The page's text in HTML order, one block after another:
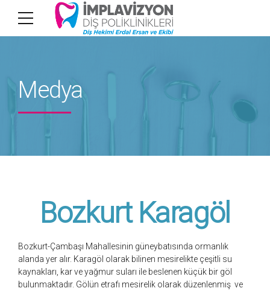
Medya
Bozkurt Karagöl
Bozkurt-Çambaşı Mahallesinin güneybatısında ormanlık
alanda yer alır. Karagöl olarak bilinen mesirelikte çeşitli su
kaynakları, kar ve yağmur suları ile beslenen küçük bir göl
bulunmaktadır. Gölün etrafı mesirelik olarak düzenlenmiş ve